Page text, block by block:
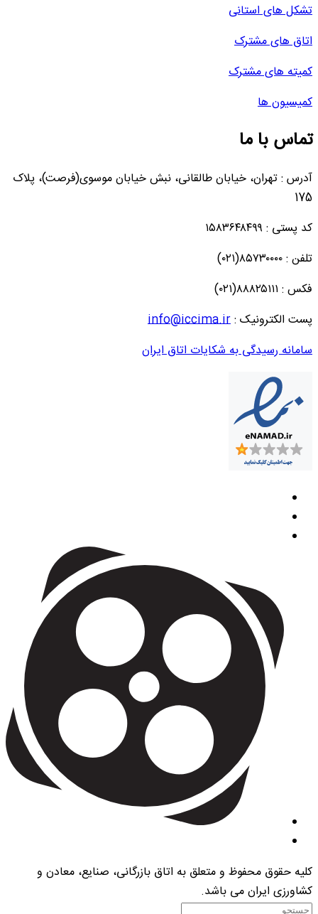
تشکل های استانی
اتاق های مشترک
کمیته های مشترک
کمیسیون ها
تماس با ما
آدرس : تهران، خیابان طالقانی، نبش خیابان موسوی(فرصت)، پلاک
175
کد پستی : ۱۵۸۳۶۴۸۴۹۹
تلفن : ۸۵۷۳۰۰۰۰(۰۲۱)
فکس : ۸۸۸۲۵۱۱۱(۰۲۱)
پست الکترونیک :info@iccima.ir
سامانه رسیدگی به شکایات اتاق ایران
کلیه حقوق محفوظ و متعلق به اتاق بازرگانی، صنایع، معادن و
کشاورزی ایران می باشد.